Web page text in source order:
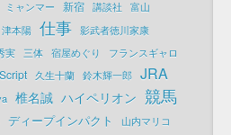
ミャンマー 新宿 講談社 富山
津本陽 仕事 影武者徳川家康
実 三体 宿屋めぐり フランスギャロ
久生十蘭 鈴木輝一郎 JRA
椎名誠 ハイペリオン 競馬
ディープインパクト
山内マリコ